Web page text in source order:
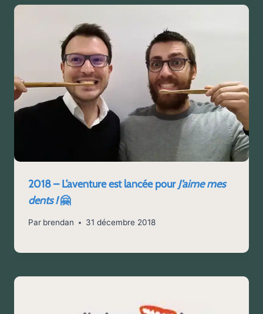
2018 – L’aventure est lancée pourJ’aime mes
dents !🤗
Par brendan 31 décembre 2018